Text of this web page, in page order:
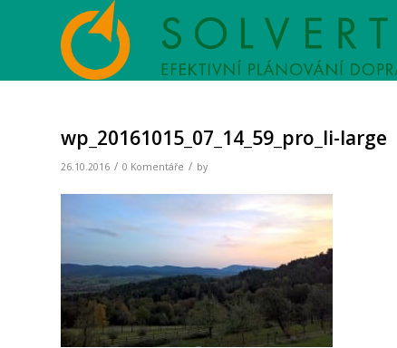
wp_20161015_07_14_59_pro_li-large
26.10.2016 / 0 Komentáře / by